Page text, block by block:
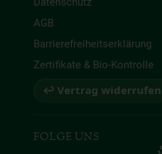
AGB
Barrierefreiheitserklärung
Zertifikate & Bio-Kontrolle
↩ Vertrag widerrufen
FOLGE UNS